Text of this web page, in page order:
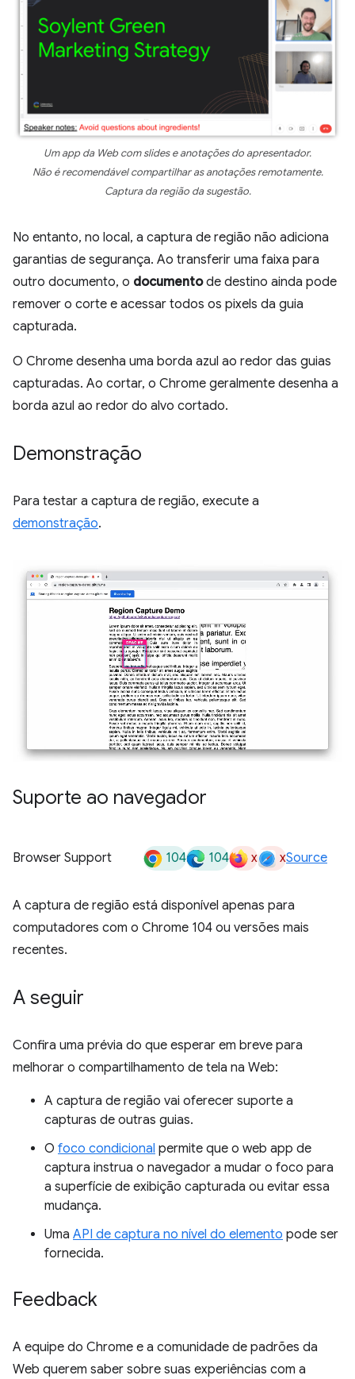
Um app da Web com slides e anotações do apresentador.
Não é recomendável compartilhar as anotações remotamente.
Captura da região da sugestão.
No entanto, no local, a captura de região não adiciona
garantias de segurança. Ao transferir uma faixa para
outro documento, o documentode destino ainda pode
remover o corte e acessar todos os pixels da guia
capturada.
O Chrome desenha uma borda azul ao redor das guias
capturadas. Ao cortar, o Chrome geralmente desenha a
borda azul ao redor do alvo cortado.
Demonstração
Para testar a captura de região, execute a
demonstração.
Suporte ao navegador
Browser Support 104 104 x xSource
A captura de região está disponível apenas para
computadores com o Chrome 104 ou versões mais
recentes.
A seguir
Confira uma prévia do que esperar em breve para
melhorar o compartilhamento de tela na Web:
A captura de região vai oferecer suporte a
capturas de outras guias.
O foco condicional permite que o web app de
captura instrua o navegador a mudar o foco para
a superfície de exibição capturada ou evitar essa
mudança.
Uma API de captura no nível do elemento pode ser
fornecida.
Feedback
A equipe do Chrome e a comunidade de padrões da
Web querem saber sobre suas experiências com a